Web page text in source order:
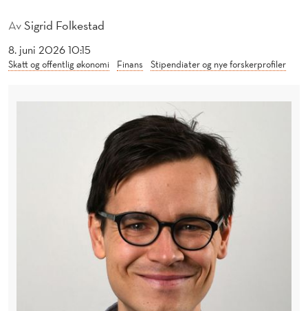
T
T
AvSigrid Folkestad
8. juni 2026 10:15
Skatt og offentlig økonomi Finans Stipendiater og nye forskerprofiler